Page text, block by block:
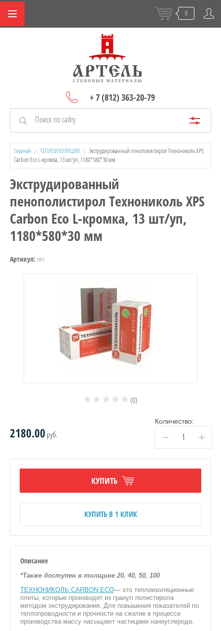
ПГП
0
+ 7 (812) 363-20-79
Главная ТЕПЛОИЗОЛЯЦИЯ
  Экструдированный пенополистирол Технониколь XPS
Carbon Eco L-кромка, 13 шт/уп, 1180*580*30 мм
Экструдированный
пенополистирол Технониколь XPS
Carbon Eco L-кромка, 13 шт/уп,
1180*580*30 мм
Артикул: нет
(0)
2180.00 руб.
Количество:
− +
КУПИТЬ
КУПИТЬ В 1 КЛИК
Описание
*Также доступен в толщине 20, 40, 50, 100
ТЕХНОНИКОЛЬ CARBON ECO— это теплоизоляционные
плиты, которые производят из гранул полистирола
методом экструдирования. Для повышения показателей по
теплопроводности и прочности на сжатие в процессе
производства массу насыщают частицами наноуглерода.